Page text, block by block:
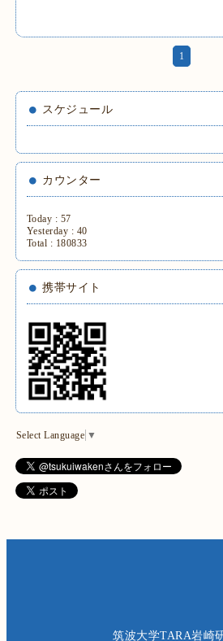
1
スケジュール
カウンター
Today : 57
Yesterday : 40
Total : 180833
携帯サイト
Select Language ▼
筑波大学TARA岩崎